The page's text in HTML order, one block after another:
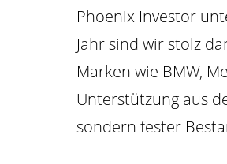
Phoenix Investor
Jahr sind wir stolz
Marken wie BMW,
Unterstützung aus
sondern fester